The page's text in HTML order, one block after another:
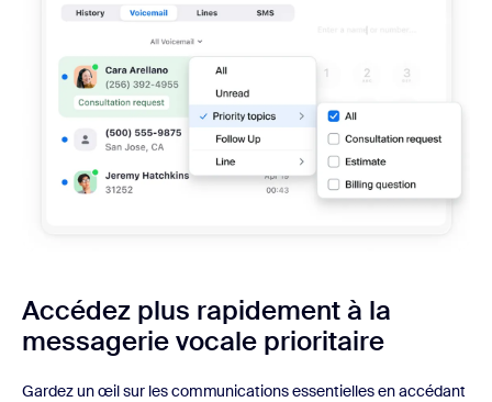
Accédez plus rapidement à la
messagerie vocale prioritaire
Gardez un œil sur les communications essentielles en accédant